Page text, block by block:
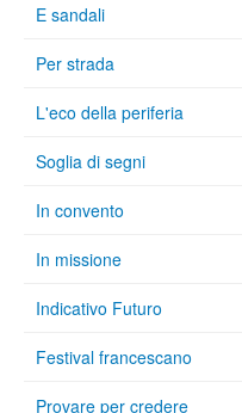
E sandali
Per strada
L'eco della periferia
Soglia di segni
In convento
In missione
Indicativo Futuro
Festival francescano
Provare per credere